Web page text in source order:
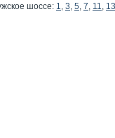
шоссе: 1, 3, 5, 7, 11, 13